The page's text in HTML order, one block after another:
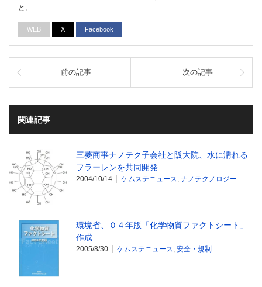
と。
WEB X Facebook
前の記事 次の記事
関連記事
三菱商事ナノテク子会社と阪大院、水に濡れる
フラーレンを共同開発
2004/10/14 ケムステニュース, ナノテクノロジー
環境省、０４年版「化学物質ファクトシート」
作成
2005/8/30 ケムステニュース, 安全・規制